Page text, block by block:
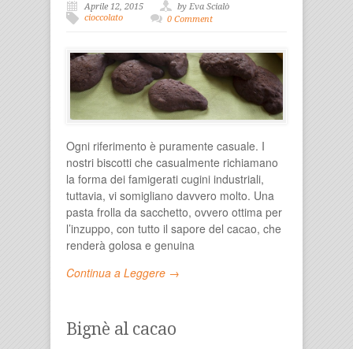
Aprile 12, 2015
by Eva Scialò
cioccolato
0 Comment
Ogni riferimento è puramente casuale. I
nostri biscotti che casualmente richiamano
la forma dei famigerati cugini industriali,
tuttavia, vi somigliano davvero molto. Una
pasta frolla da sacchetto, ovvero ottima per
l’inzuppo, con tutto il sapore del cacao, che
renderà golosa e genuina
Continua a Leggere →
Bignè al cacao